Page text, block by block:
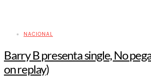
NACIONAL
Barry B presenta single, No
on replay)